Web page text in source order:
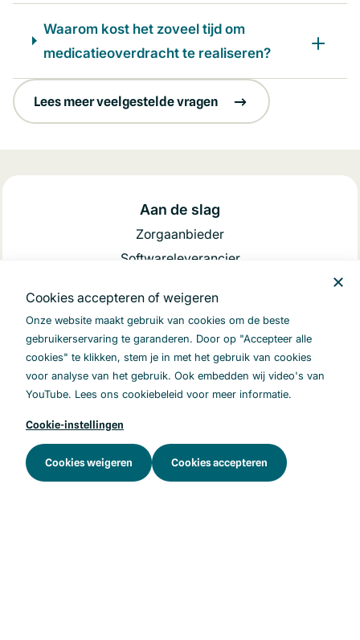
Cookies accepteren of weigeren
Onze website maakt gebruik van cookies om de beste
gebruikerservaring te garanderen. Door op "Accepteer alle
cookies" te klikken, stem je in met het gebruik van cookies
voor analyse van het gebruik. Ook embedden wij video's van
YouTube. Lees ons cookiebeleid voor meer informatie.
Cookie-instellingen
Cookies weigeren Cookies accepteren
Waarom kost het zoveel tijd om
medicatieoverdracht te realiseren?
Lees meer veelgestelde vragen
Aan de slag
Zorgaanbieder
Softwareleverancier
Het programma
Kickstart
Opschaling
Begrippenlijst
Kennisbank